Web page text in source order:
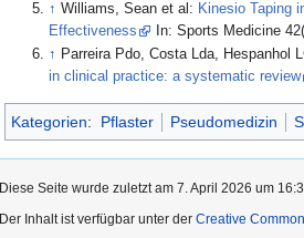
↑ Williams, Sean et al: Kinesio Taping
Effectiveness
In: Sports Medicine
↑ Parreira Pdo, Costa Lda, Hespanhol
in clinical practice: a systematic review
Kategorien: Pflaster Pseudomedizin
Diese Seite wurde zuletzt am 7. April 2026 um
Der Inhalt ist verfügbar unter der Creative